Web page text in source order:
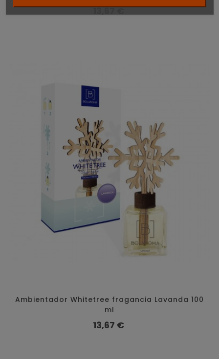
Preço
13,67 €
Ambientador Whitetree fragancia Lavanda 100
ml
Preço
13,67 €